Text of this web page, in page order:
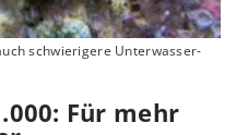
schwierigere Unterwasser-
Für mehr